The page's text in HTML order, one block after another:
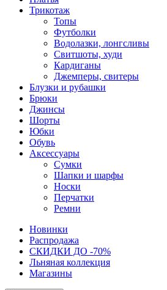
Трикотаж
Топы
Футболки
Водолазки, лонгсливы
Свитшоты, худи
Кардиганы
Джемперы, свитеры
Блузки и рубашки
Брюки
Джинсы
Шорты
Юбки
Обувь
Аксессуары
Сумки
Шапки и шарфы
Носки
Перчатки
Ремни
Новинки
Распродажа
СКИДКИ ДО -70%
Льняная коллекция
Магазины